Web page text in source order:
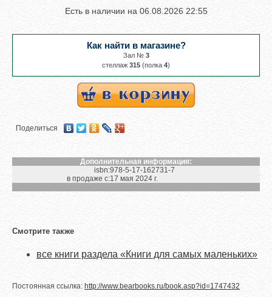
Поделиться
Дополнительная информация:
isbn:978-5-17-162731-7
в продаже с:17 мая 2024 г.
Смотрите также
все книги раздела «Книги для самых маленьких»
Постоянная ссылка: http://www.bearbooks.ru/book.asp?id=1747432
Есть в наличии на 06.08.2026 22:55
Как найти в магазине?
Зал № 3
cтеллаж 315 (полка 4)